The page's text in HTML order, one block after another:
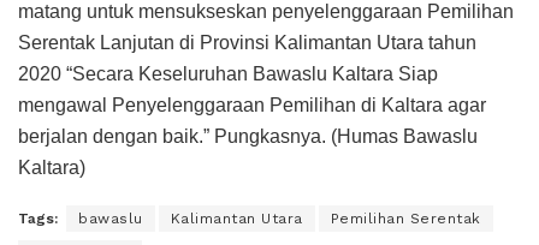
matang untuk mensukseskan penyelenggaraan Pemilihan
Serentak Lanjutan di Provinsi Kalimantan Utara tahun
2020 “Secara Keseluruhan Bawaslu Kaltara Siap
mengawal Penyelenggaraan Pemilihan di Kaltara agar
berjalan dengan baik.” Pungkasnya. (Humas Bawaslu
Kaltara)
Tags: bawaslu Kalimantan Utara Pemilihan Serentak